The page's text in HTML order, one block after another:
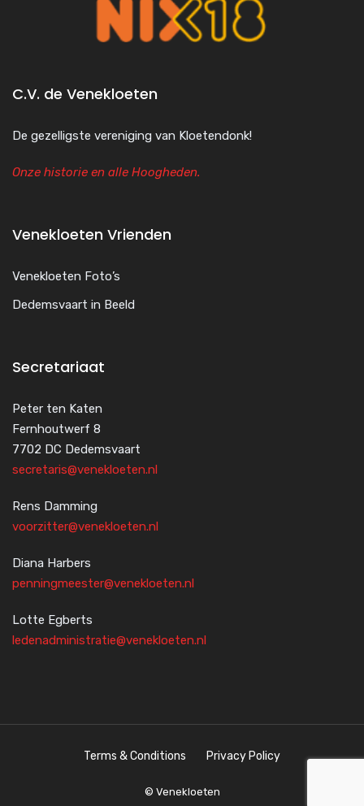
C.V. de Venekloeten
De gezelligste vereniging van Kloetendonk!
Onze historie en alle Hoogheden.
Venekloeten Vrienden
Venekloeten Foto’s
Dedemsvaart in Beeld
Secretariaat
Peter ten Katen
Fernhoutwerf 8
7702 DC Dedemsvaart
secretaris@venekloeten.nl
Rens Damming
voorzitter@venekloeten.nl
Diana Harbers
penningmeester@venekloeten.nl
Lotte Egberts
ledenadministratie@venekloeten.nl
Terms & Conditions Privacy Policy
© Venekloeten